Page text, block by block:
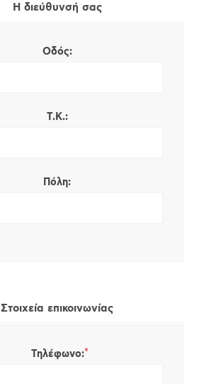
Η διεύθυνσή σας
Οδός:
Τ.Κ.:
Πόλη:
Στοιχεία επικοινωνίας
Τηλέφωνο:*